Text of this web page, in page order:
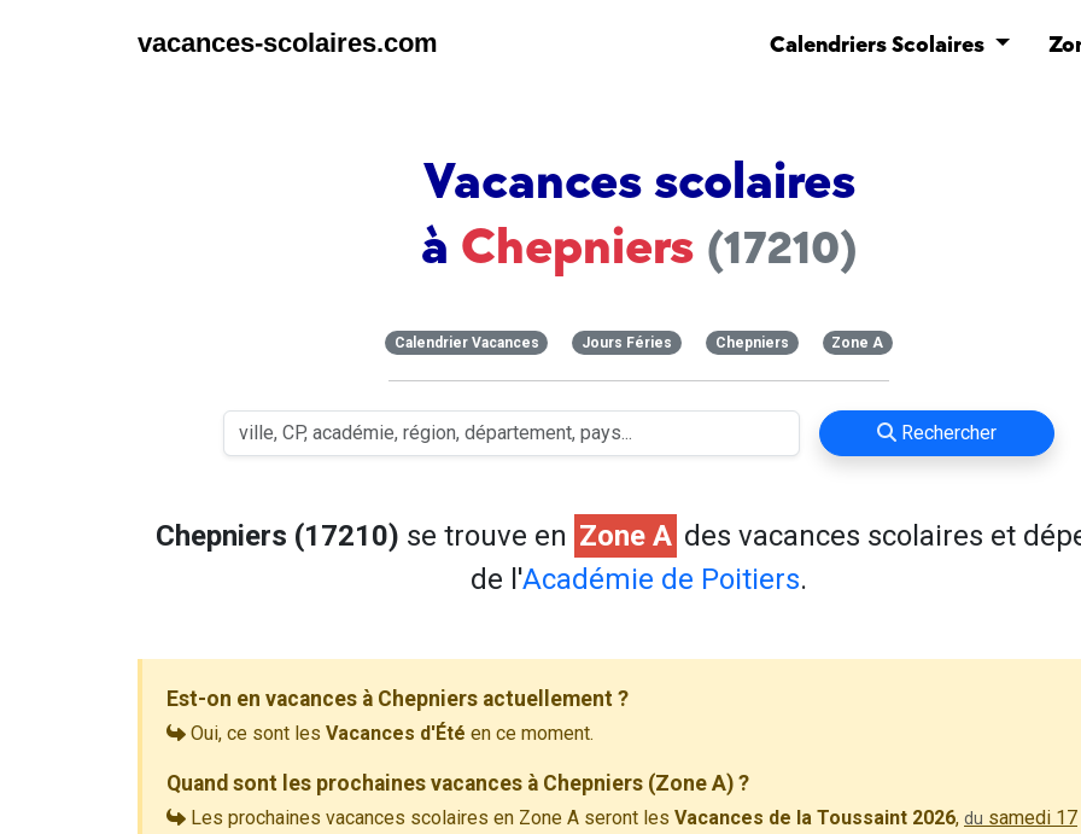
vacances-scolaires.com Calendriers Scolaires
Vacances scolaires
à Chepniers (17210)
Calendrier Vacances Jours Féries Chepniers Zone A
Rechercher
Chepniers (17210) se trouve en Zone A des vacances scolaires et
de l'Académie de Poitiers.
Est-on en vacances à Chepniers actuellement ?
Oui, ce sont les Vacances d'Été en ce moment.
Quand sont les prochaines vacances à Chepniers (Zone A) ?
Les prochaines vacances scolaires en Zone A seront les Vacances de la Toussaint 2026, du samedi 17